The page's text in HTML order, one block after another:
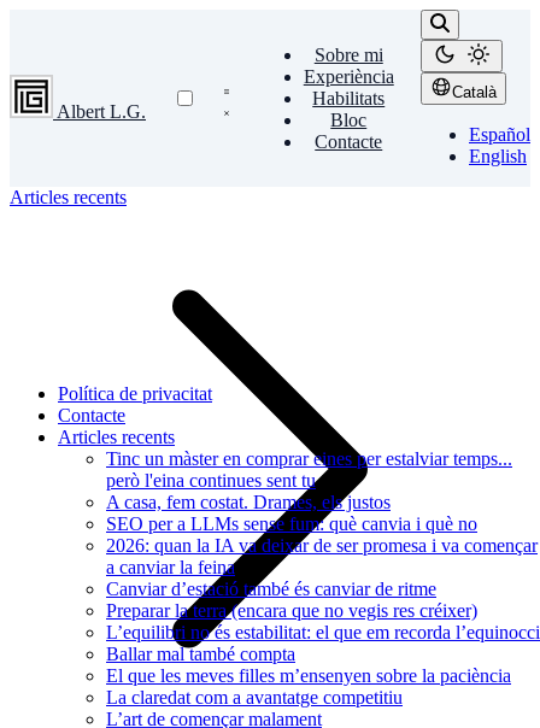
Albert L.G.
Sobre mi
Experiència
Habilitats
Bloc
Contacte
Català
Español
English
Política de privacitat
Contacte
Articles recents
Tinc un màster en comprar eines per estalviar temps...
però l'eina continues sent tu
A casa, fem costat. Drames, els justos
SEO per a LLMs sense fum: què canvia i què no
2026: quan la IA va deixar de ser promesa i va començar
a canviar la feina
Canviar d’estació també és canviar de ritme
Preparar la terra (encara que no vegis res créixer)
L’equilibri no és estabilitat: el que em recorda l’equinocci
Ballar mal també compta
El que les meves filles m’ensenyen sobre la paciència
La claredat com a avantatge competitiu
L’art de començar malament
Articles recents